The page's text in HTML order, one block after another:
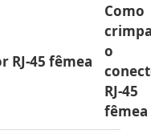
Como
o
RJ-45
fêmea